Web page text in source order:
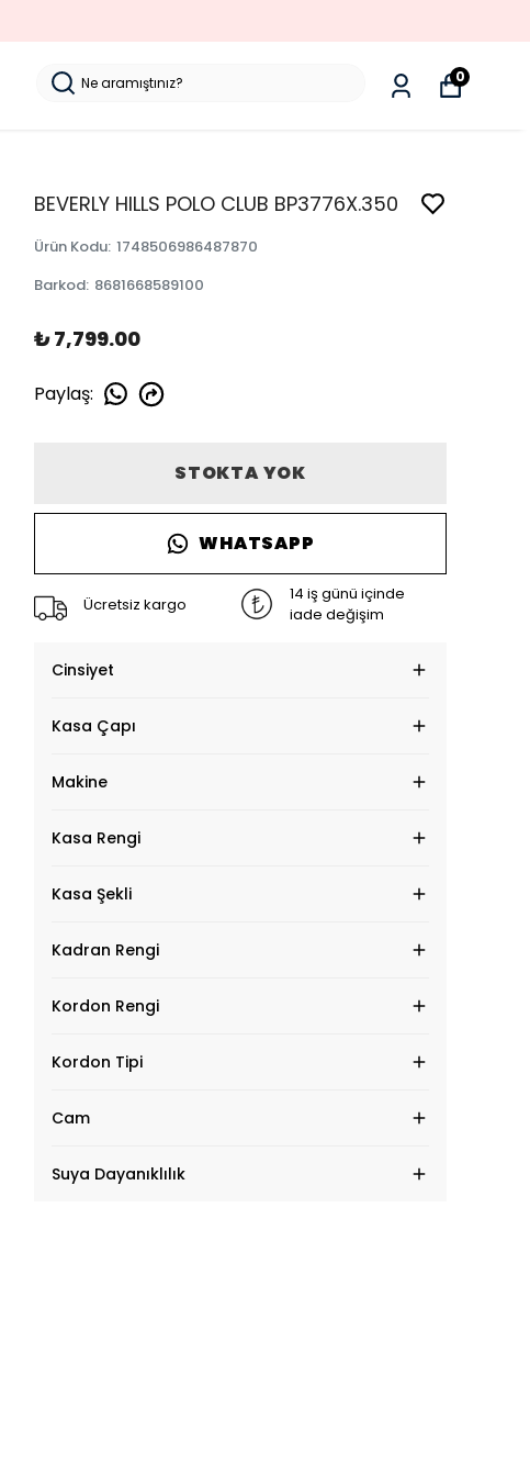
0
BEVERLY HILLS POLO CLUB BP3776X.350
Ürün Kodu: 1748506986487870
Barkod: 8681668589100
₺ 7,799.00
Paylaş:
STOKTA YOK
WHATSAPP
Ücretsiz kargo
14 iş günü içinde
iade değişim
Cinsiyet
Kasa Çapı
Makine
Kasa Rengi
Kasa Şekli
Kadran Rengi
Kordon Rengi
Kordon Tipi
Cam
Suya Dayanıklılık